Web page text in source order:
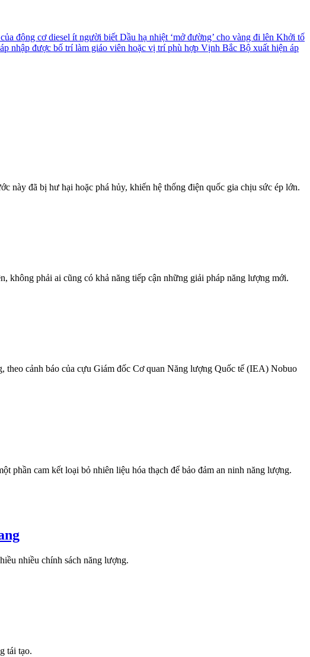
động cơ diesel ít người biếtDầu hạ nhiệt ‘mở đường’ cho vàng đi lên Khởi tố
nhập được bố trí làm giáo viên hoặc vị trí phù hợp Vịnh Bắc Bộ xuất hiện áp
này đã bị hư hại hoặc phá hủy, khiến hệ thống điện quốc gia chịu sức ép lớn.
phải ai cũng có khả năng tiếp cận những giải pháp năng lượng mới.
cảnh báo của cựu Giám đốc Cơ quan Năng lượng Quốc tế (IEA) Nobuo
phần cam kết loại bỏ nhiên liệu hóa thạch để bảo đảm an ninh năng lượng.
nhiều chính sách năng lượng.
tái tạo.